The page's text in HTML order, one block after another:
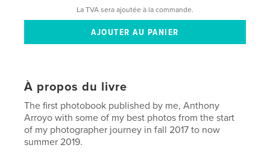
La TVA sera ajoutée à la commande.
À propos du livre
The first photobook published by me, Anthony
Arroyo with some of my best photos from the start
of my photographer journey in fall 2017 to now
summer 2019.